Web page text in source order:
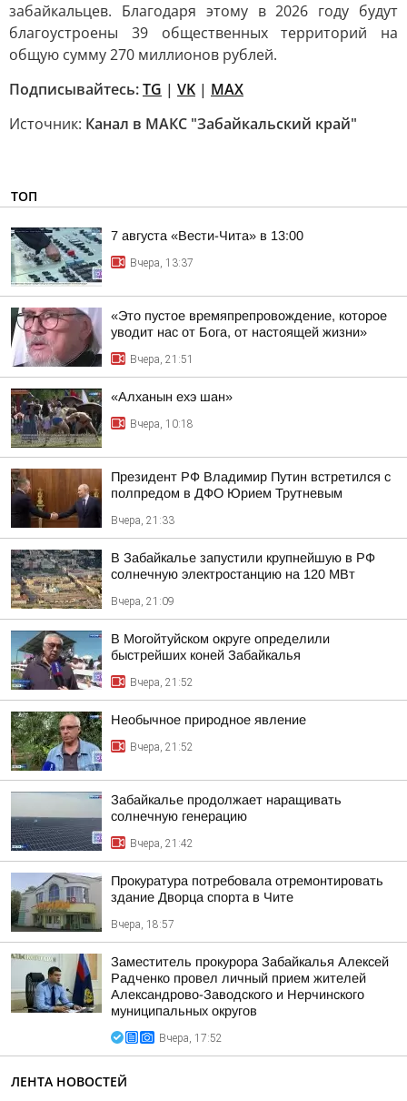
забайкальцев. Благодаря этому в 2026 году будут
благоустроены 39 общественных территорий на
общую сумму 270 миллионов рублей.
Подписывайтесь:TG | VK | MAX
Источник: Канал в МАКС "Забайкальский край"
ТОП
7 августа «Вести-Чита» в 13:00
Вчера, 13:37
«Это пустое времяпрепровождение, которое
уводит нас от Бога, от настоящей жизни»
Вчера, 21:51
«Алханын ехэ шан»
Вчера, 10:18
Президент РФ Владимир Путин встретился с
полпредом в ДФО Юрием Трутневым
Вчера, 21:33
В Забайкалье запустили крупнейшую в РФ
солнечную электростанцию на 120 МВт
Вчера, 21:09
В Могойтуйском округе определили
быстрейших коней Забайкалья
Вчера, 21:52
Необычное природное явление
Вчера, 21:52
Забайкалье продолжает наращивать
солнечную генерацию
Вчера, 21:42
Прокуратура потребовала отремонтировать
здание Дворца спорта в Чите
Вчера, 18:57
Заместитель прокурора Забайкалья Алексей
Радченко провел личный прием жителей
Александрово-Заводского и Нерчинского
муниципальных округов
Вчера, 17:52
ЛЕНТА НОВОСТЕЙ